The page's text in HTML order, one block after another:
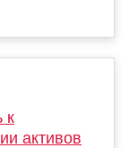
к
активов